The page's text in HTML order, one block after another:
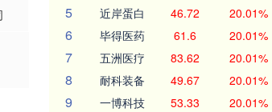
5 近岸蛋白 46.72 20.01%
6 毕得医药 61.6 20.01%
7 五洲医疗 83.62 20.01%
8 耐科装备 49.67 20.01%
9 一博科技 53.33 20.01%